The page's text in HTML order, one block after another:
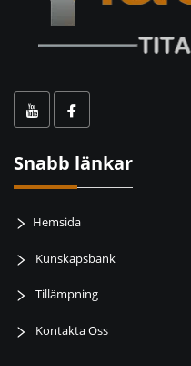
Snabb länkar
Hemsida
Kunskapsbank
Tillämpning
Kontakta Oss